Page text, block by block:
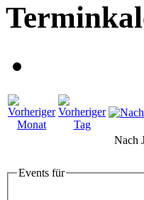
Nach
Events für